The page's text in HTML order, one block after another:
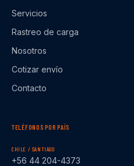
Servicios
Rastreo de carga
Nosotros
Cotizar envío
Contacto
TELÉFONOS POR PAÍS
CHILE / SANTIAGO
+56 44 204-4373